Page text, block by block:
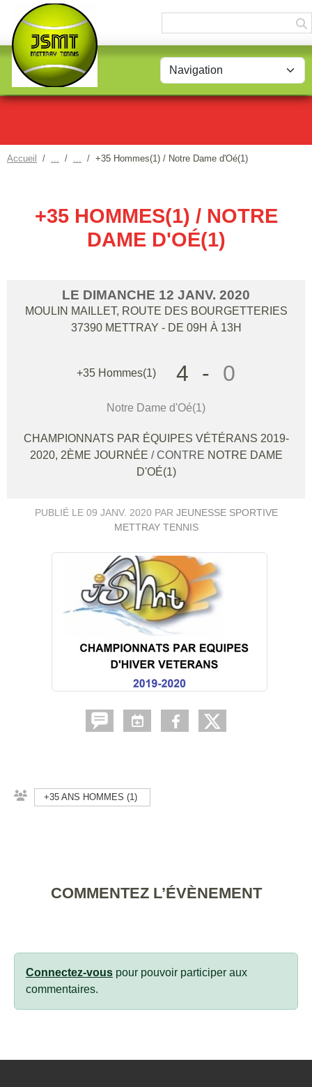
Accueil +35 Hommes(1) / Notre Dame d'Oé(1)
+35 HOMMES(1) / NOTRE
DAME D'OÉ(1)
LE DIMANCHE 12 JANV. 2020
MOULIN MAILLET, ROUTE DES BOURGETTERIES
37390 METTRAY - DE 09H À 13H
+35 Hommes(1) 4 - 0
Notre Dame d'Oé(1)
CHAMPIONNATS PAR ÉQUIPES VÉTÉRANS 2019-
2020, 2ÈME JOURNÉE / CONTRE NOTRE DAME
D'OÉ(1)
PUBLIÉ LE 09 JANV. 2020 PAR JEUNESSE SPORTIVE
METTRAY TENNIS
+35 ANS HOMMES (1)
COMMENTEZ L’ÉVÈNEMENT
Connectez-vous pour pouvoir participer aux
commentaires.
Panneau de gestion des cookies